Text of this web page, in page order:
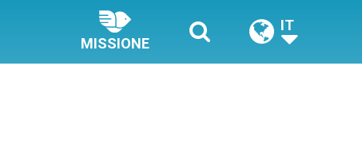
MISSIONE
IT